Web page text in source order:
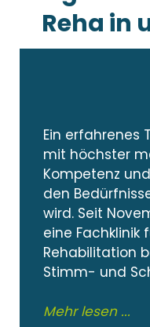
Reha in
Ein erfahrenes
mit höchster
Kompetenz
den
wird. Seit
eine Fachklinik
Rehabilitation
Stimm- und
Mehr lesen ...